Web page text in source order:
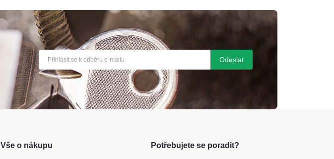
Odeslat
Vše o nákupu Potřebujete se poradit?